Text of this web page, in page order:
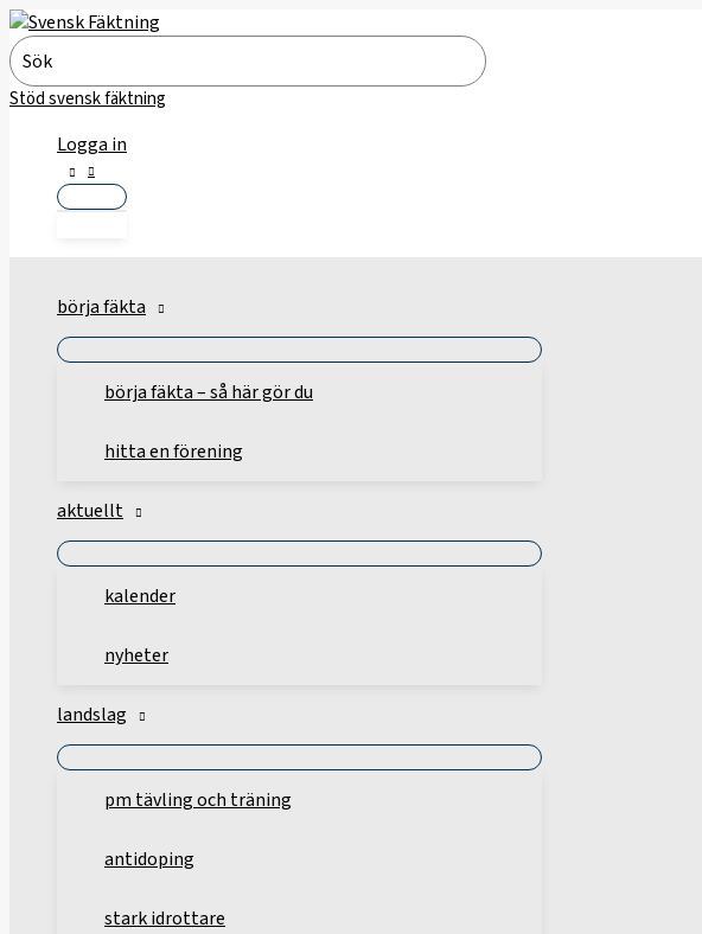
Hoppa
till
innehåll
Search
for:
Stöd svensk fäktning
Logga in
börja fäkta
börja fäkta – så här gör du
hitta en förening
aktuellt
kalender
nyheter
landslag
pm tävling och träning
antidoping
stark idrottare